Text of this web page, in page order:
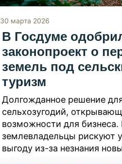
30 марта 2026
В Госдуме
законопроект о
земель под
туризм
Долгожданное решение
сельхозугодий,
возможности для бизнеса.
землевладельцы рискуют
выгоду из-за незнания